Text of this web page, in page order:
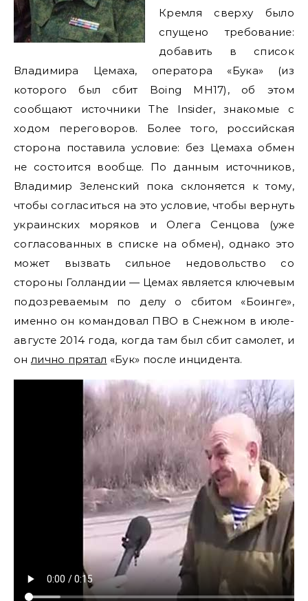
Кремля сверху было
спущено требование:
добавить в список
Владимира Цемаха, оператора «Бука» (из
которого был сбит Boing MH17), об этом
сообщают источники The Insider, знакомые с
ходом переговоров. Более того, российская
сторона поставила условие: без Цемаха обмен
не состоится вообще. По данным источников,
Владимир Зеленский пока склоняется к тому,
чтобы согласиться на это условие, чтобы вернуть
украинских моряков и Олега Сенцова (уже
согласованных в списке на обмен), однако это
может вызвать сильное недовольство со
стороны Голландии — Цемах является ключевым
подозреваемым по делу о сбитом «Боинге»,
именно он командовал ПВО в Снежном в июле-
августе 2014 года, когда там был сбит самолет, и
он лично прятал «Бук» после инцидента.